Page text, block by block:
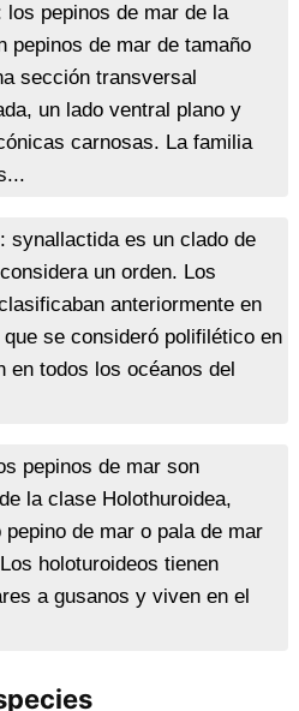
pepinos de mar de la
pepinos de mar de tamaño
sección transversal
un lado ventral plano y
carnosas. La familia
synallactida es un clado de
un orden. Los
anteriormente en
se consideró polifilético en
en todos los océanos del
pepinos de mar son
la clase Holothuroidea,
de mar o pala de mar
holoturoideos tienen
a gusanos y viven en el